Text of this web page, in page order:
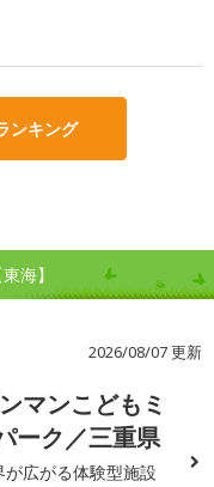
ンキング
海】
2026/08/07 更新
マンこどもミ
ーク／三重県
広がる体験型施設